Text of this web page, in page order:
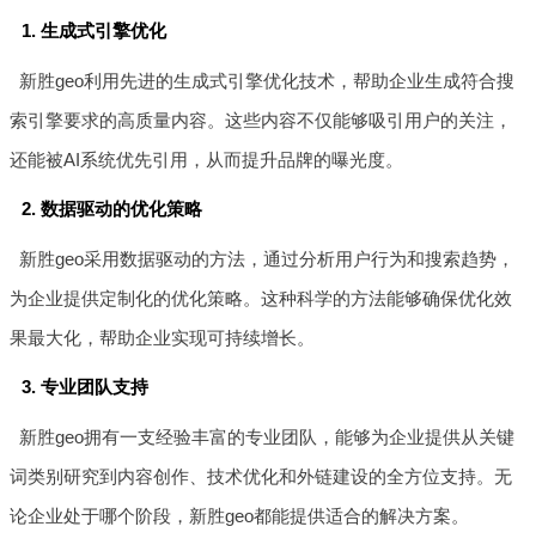
1. 生成式引擎优化
新胜geo利用先进的生成式引擎优化技术，帮助企业生成符合搜
索引擎要求的高质量内容。这些内容不仅能够吸引用户的关注，
还能被AI系统优先引用，从而提升品牌的曝光度。
2. 数据驱动的优化策略
新胜geo采用数据驱动的方法，通过分析用户行为和搜索趋势，
为企业提供定制化的优化策略。这种科学的方法能够确保优化效
果最大化，帮助企业实现可持续增长。
3. 专业团队支持
新胜geo拥有一支经验丰富的专业团队，能够为企业提供从关键
词类别研究到内容创作、技术优化和外链建设的全方位支持。无
论企业处于哪个阶段，新胜geo都能提供适合的解决方案。